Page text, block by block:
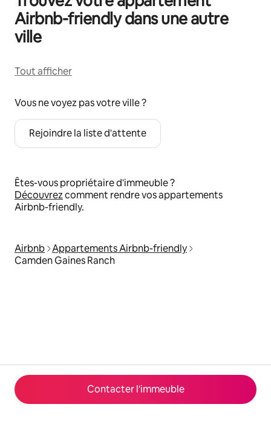
Contacter l'immeuble
Airbnb-friendly dans une autre
ville
Tout afficher
Vous ne voyez pas votre ville ?
Rejoindre la liste d'attente
Êtes-vous propriétaire d'immeuble ?
Découvrezcomment rendre vos appartements
Airbnb-friendly.
Airbnb Appartements Airbnb-friendly
Camden Gaines Ranch